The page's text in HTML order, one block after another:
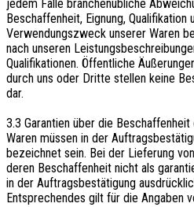
jedem Falle branchenübliche
Beschaffenheit, Eignung, Qualifikation
Verwendungszweck unserer Waren
nach unseren
Qualifikationen. Öffentliche
durch uns oder Dritte stellen keine
dar.
3.3 Garantien über die
Waren müssen in der
bezeichnet sein. Bei der Lieferung
deren Beschaffenheit nicht als
in der Auftragsbestätigung
Entsprechendes gilt für die Angaben